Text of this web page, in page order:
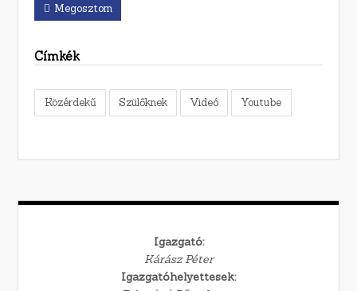
Megosztom
Címkék
Közérdekű Szülőknek Videó Youtube
Igazgató:
Kárász Péter
Igazgatóhelyettesek: